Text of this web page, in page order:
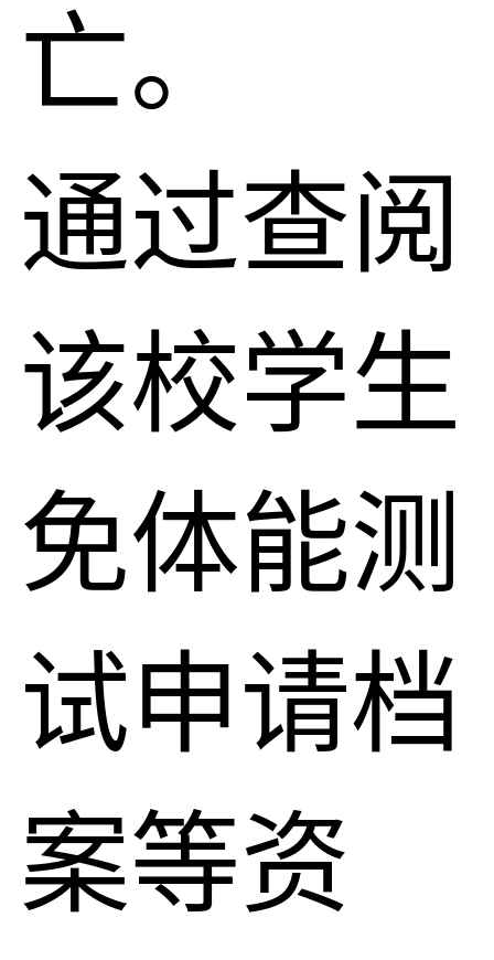
亡。
通过查阅
该校学生
免体能测
试申请档
案等资